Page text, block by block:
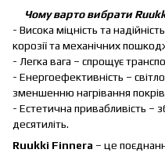
Чому варто вибрати
- Висока міцність та
корозії та механічних
- Легка вага – спрощує
- Енергоефективність –
зменшенню нагрівання
- Естетична привабливість –
десятиліть.
Ruukki Finnera – це